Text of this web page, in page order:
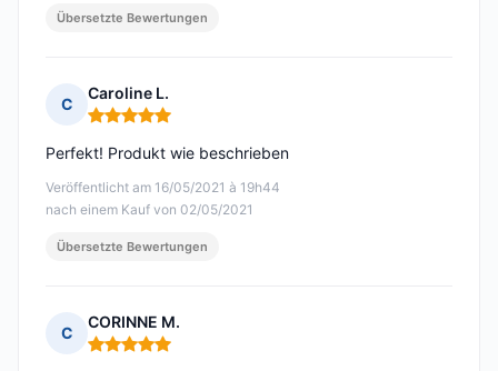
Übersetzte Bewertungen
C
Caroline L.
Hinweis: 5 von 5
Veröffentlicht am 16/05/2021 à 19h44
nach einem Kauf von 02/05/2021
Perfekt! Produkt wie beschrieben
Übersetzte Bewertungen
C
CORINNE M.
Hinweis: 5 von 5